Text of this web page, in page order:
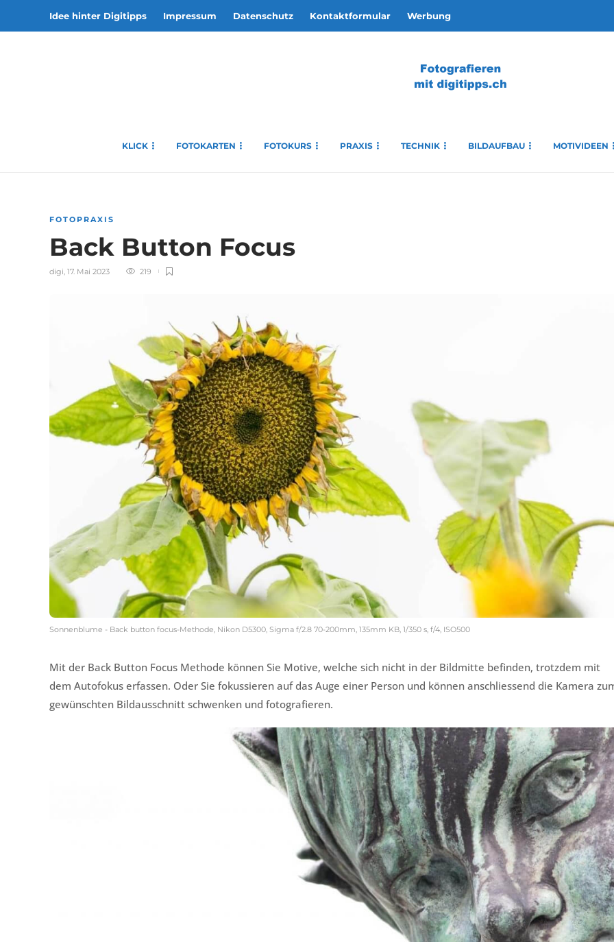
Idee hinter Digitipps Impressum Datenschutz Kontaktformular Werbung
KLICK FOTOKARTEN FOTOKURS PRAXIS TECHNIK BILDAUFBAU MOTIVIDEEN
FOTOPRAXIS
Back Button Focus
digi, 17. Mai 2023 219
Sonnenblume - Back button focus-Methode, Nikon D5300, Sigma f/2.8 70-200mm, 135mm KB, 1/350 s, f/4, ISO500
Mit der Back Button Focus Methode können Sie Motive, welche sich nicht in der Bildmitte befinden, trotzdem mit
dem Autofokus erfassen. Oder Sie fokussieren auf das Auge einer Person und können anschliessend die Kamera
gewünschten Bildausschnitt schwenken und fotografieren.